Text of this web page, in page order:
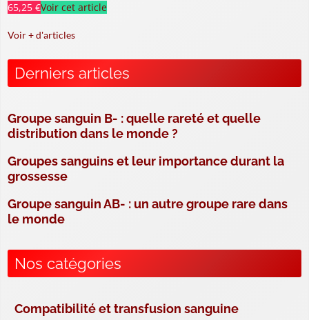
65,25 €Voir cet article
Voir + d'articles
Derniers articles
Groupe sanguin B- : quelle rareté et quelle
distribution dans le monde ?
Groupes sanguins et leur importance durant la
grossesse
Groupe sanguin AB- : un autre groupe rare dans
le monde
Nos catégories
Compatibilité et transfusion sanguine